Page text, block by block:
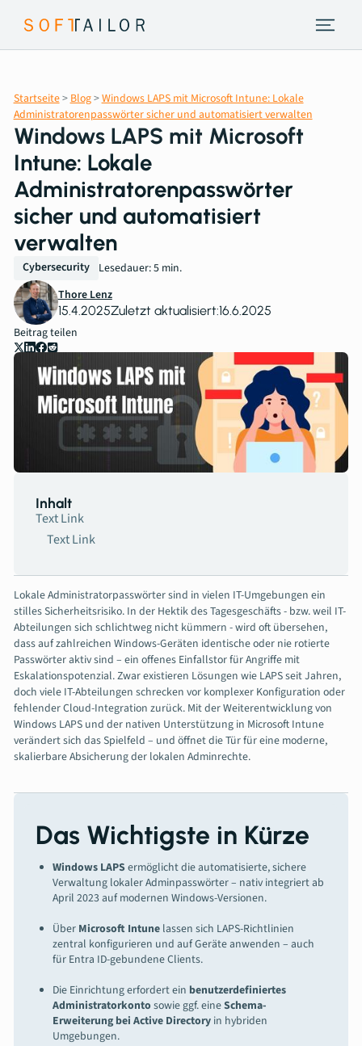
Endpoint Strategie
Leistungen
Tools
About
Insights
Kontakt
Erstberatung vereinbaren
Startseite> Blog>Windows LAPS mit Microsoft Intune: Lokale
Administratorenpasswörter sicher und automatisiert verwalten
Windows LAPS mit Microsoft
Intune: Lokale
Administratorenpasswörter
sicher und automatisiert
verwalten
Cybersecurity
Lesedauer: 5 min.
Thore Lenz
15.4.2025Zuletzt aktualisiert:16.6.2025
Beitrag teilen
Lokale Administratorpasswörter sind in vielen IT-Umgebungen ein
stilles Sicherheitsrisiko. In der Hektik des Tagesgeschäfts - bzw. weil IT-
Abteilungen sich schlichtweg nicht kümmern - wird oft übersehen,
dass auf zahlreichen Windows-Geräten identische oder nie rotierte
Passwörter aktiv sind – ein offenes Einfallstor für Angriffe mit
Eskalationspotenzial. Zwar existieren Lösungen wie LAPS seit Jahren,
doch viele IT-Abteilungen schrecken vor komplexer Konfiguration oder
fehlender Cloud-Integration zurück. Mit der Weiterentwicklung von
Windows LAPS und der nativen Unterstützung in Microsoft Intune
verändert sich das Spielfeld – und öffnet die Tür für eine moderne,
skalierbare Absicherung der lokalen Adminrechte.
Das Wichtigste in Kürze
Windows LAPSermöglicht die automatisierte, sichere
Verwaltung lokaler Adminpasswörter – nativ integriert ab
April 2023 auf modernen Windows-Versionen.
Über Microsoft Intunelassen sich LAPS-Richtlinien
zentral konfigurieren und auf Geräte anwenden – auch
für Entra ID-gebundene Clients.
Die Einrichtung erfordert ein benutzerdefiniertes
Administratorkonto sowie ggf. eineSchema-
Erweiterung bei Active Directoryin hybriden
Umgebungen.
Inhalt
Text Link
Text Link